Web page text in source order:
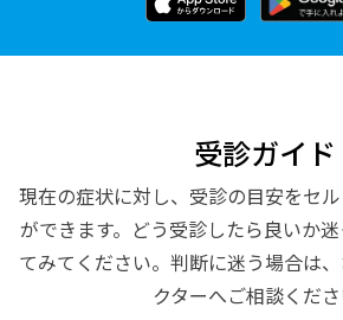
受診ガイド
現在の症状に対し、受診の目安をセ
ができます。どう受診したら良いか
てみてください。判断に迷う場合は
クターへご相談くださ